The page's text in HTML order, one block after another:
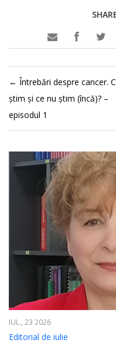
← Întrebări despre cancer.
știm și ce nu știm (încă)? –
episodul 1
IUL., 23 2026
Editorial de iulie